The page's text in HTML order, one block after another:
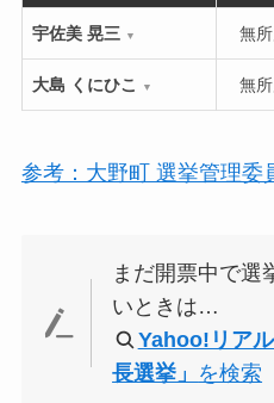
宇佐美 晃三 ▼ 無
大島 くにひこ ▼ 無
参考：大野町 選挙管理委
まだ開票中で選
いときは…
Yahoo!リア
長選挙」 を検索